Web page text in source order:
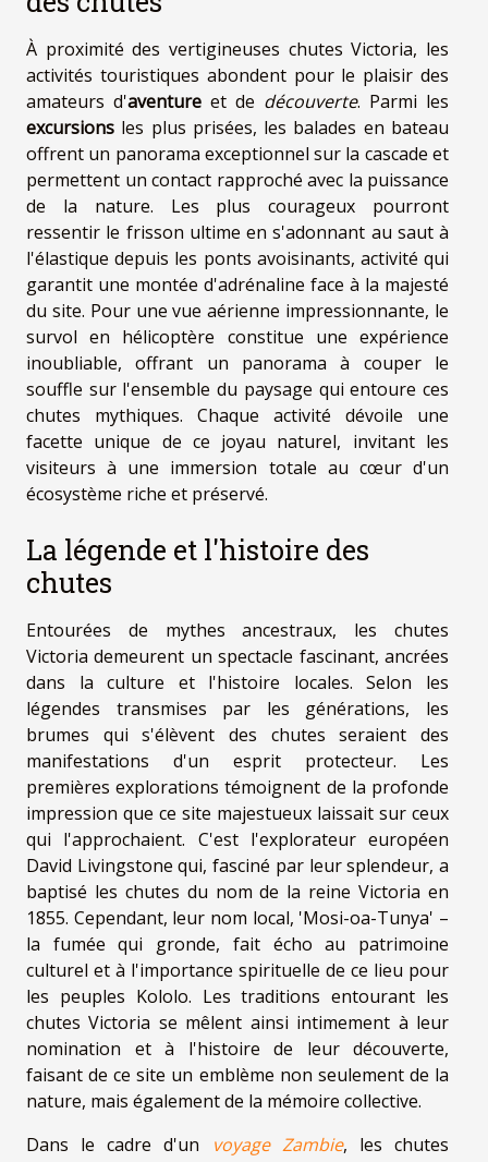
À proximité des vertigineuses chutes Victoria, les
activités touristiques abondent pour le plaisir des
amateurs d'aventure et de découverte. Parmi les
excursions les plus prisées, les balades en bateau
offrent un panorama exceptionnel sur la cascade et
permettent un contact rapproché avec la puissance
de la nature. Les plus courageux pourront
ressentir le frisson ultime en s'adonnant au saut à
l'élastique depuis les ponts avoisinants, activité qui
garantit une montée d'adrénaline face à la majesté
du site. Pour une vue aérienne impressionnante, le
survol en hélicoptère constitue une expérience
inoubliable, offrant un panorama à couper le
souffle sur l'ensemble du paysage qui entoure ces
chutes mythiques. Chaque activité dévoile une
facette unique de ce joyau naturel, invitant les
visiteurs à une immersion totale au cœur d'un
écosystème riche et préservé.
La légende et l'histoire des
chutes
Entourées de mythes ancestraux, les chutes
Victoria demeurent un spectacle fascinant, ancrées
dans la culture et l'histoire locales. Selon les
légendes transmises par les générations, les
brumes qui s'élèvent des chutes seraient des
manifestations d'un esprit protecteur. Les
premières explorations témoignent de la profonde
impression que ce site majestueux laissait sur ceux
qui l'approchaient. C'est l'explorateur européen
David Livingstone qui, fasciné par leur splendeur, a
baptisé les chutes du nom de la reine Victoria en
1855. Cependant, leur nom local, 'Mosi-oa-Tunya' –
la fumée qui gronde, fait écho au patrimoine
culturel et à l'importance spirituelle de ce lieu pour
les peuples Kololo. Les traditions entourant les
chutes Victoria se mêlent ainsi intimement à leur
nomination et à l'histoire de leur découverte,
faisant de ce site un emblème non seulement de la
nature, mais également de la mémoire collective.
Dans le cadre d'un
voyage Zambie, les chutes